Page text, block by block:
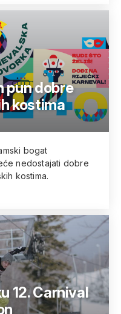
pun dobre
kostima
bogat
nedostajati dobre
kostima.
12. Carnival